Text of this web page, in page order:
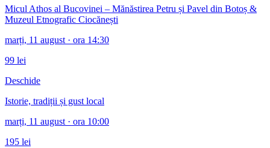
Micul Athos al Bucovinei – Mănăstirea Petru și Pavel din Botoș &
Muzeul Etnografic Ciocănești
marți, 11 august· ora 14:30
99 lei
Deschide
Istorie, tradiții și gust local
marți, 11 august· ora 10:00
195 lei